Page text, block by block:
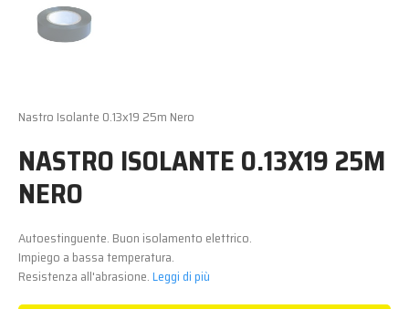
Nastro Isolante 0.13x19 25m Nero
NASTRO ISOLANTE 0.13X19 25M
NERO
Autoestinguente. Buon isolamento elettrico.
Impiego a bassa temperatura.
Resistenza all'abrasione.Leggi di più